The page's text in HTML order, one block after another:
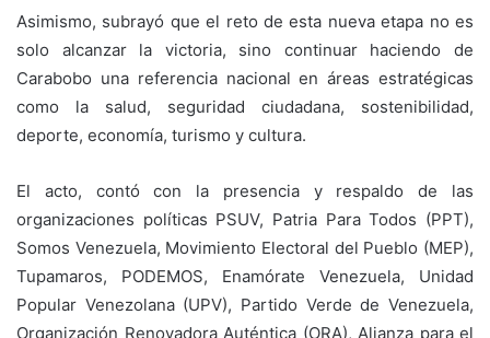
Asimismo, subrayó que el reto de esta nueva etapa no es
solo alcanzar la victoria, sino continuar haciendo de
Carabobo una referencia nacional en áreas estratégicas
como la salud, seguridad ciudadana, sostenibilidad,
deporte, economía, turismo y cultura.
El acto, contó con la presencia y respaldo de las
organizaciones políticas PSUV, Patria Para Todos (PPT),
Somos Venezuela, Movimiento Electoral del Pueblo (MEP),
Tupamaros, PODEMOS, Enamórate Venezuela, Unidad
Popular Venezolana (UPV), Partido Verde de Venezuela,
Organización Renovadora Auténtica (ORA), Alianza para el